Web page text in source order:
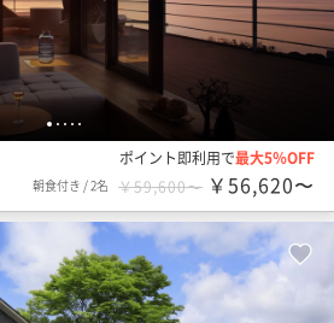
1 2 3 4 5
ポイント即利用で最大5％OFF
朝食付き /2名 ￥59,600〜 ￥56,620〜